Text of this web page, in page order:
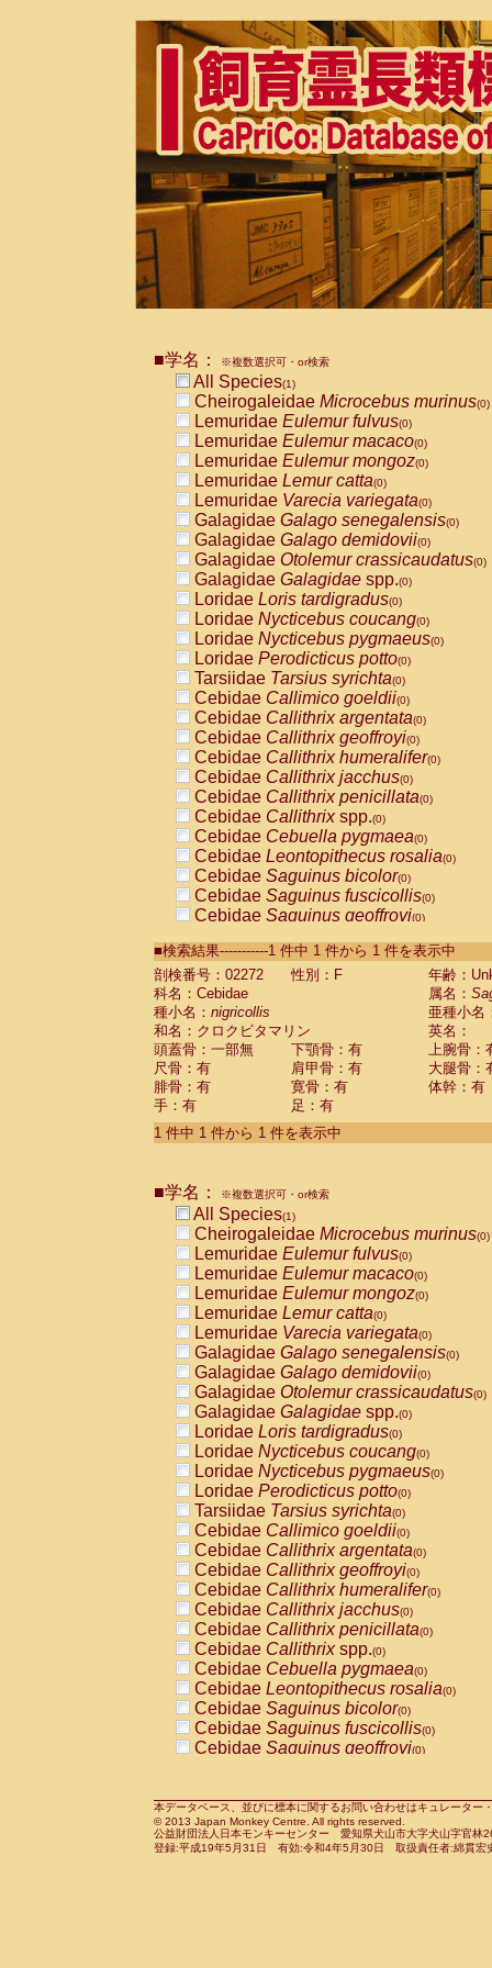
■学名： ※複数選択可・or検索
All Species(1)
Cheirogaleidae Microcebus murinus(0)
Lemuridae Eulemur fulvus(0)
Lemuridae Eulemur macaco(0)
Lemuridae Eulemur mongoz(0)
Lemuridae Lemur catta(0)
Lemuridae Varecia variegata(0)
Galagidae Galago senegalensis(0)
Galagidae Galago demidovii(0)
Galagidae Otolemur crassicaudatus(0)
Galagidae Galagidae spp.(0)
Loridae Loris tardigradus(0)
Loridae Nycticebus coucang(0)
Loridae Nycticebus pygmaeus(0)
Loridae Perodicticus potto(0)
Tarsiidae Tarsius syrichta(0)
Cebidae Callimico goeldii(0)
Cebidae Callithrix argentata(0)
Cebidae Callithrix geoffroyi(0)
Cebidae Callithrix humeralifer(0)
Cebidae Callithrix jacchus(0)
Cebidae Callithrix penicillata(0)
Cebidae Callithrixspp.(0)
Cebidae Cebuella pygmaea(0)
Cebidae Leontopithecus rosalia(0)
Cebidae Saguinus bicolor(0)
Cebidae Saguinus fuscicollis(0)
Cebidae Saguinus geoffroyi(0)
CebidaeSaguinus labiatus(0)
Cebidae Saguinus leucopus (0)
Cebidae
CebidaeSaguinus mystax
CebidaeSaguinus nigricollis (1)
Cebidae Saguinus oedipus
Cebidae Saguinus weddelli
Cebidae Saguinusspp.
Cebidae Aotus trivirgatus
Cebidae Cebus albifrons
CebidaeCebus nigrivittatus
CebidaeCebus
CebidaeSaimiri boliviensis(0)
CebidaeSaimiri sciureus(0)
AtelidaeAlouatta caraya(0)
AtelidaeAlouatta fusca(0)
AtelidaeAlouatta seniculus
AtelidaeAlouattaspp.(0)
AtelidaeAteles belzebuth(0)
AtelidaeAteles geoffroyi(0)
AtelidaeAteles paniscus(0)
AtelidaeAtelesspp.(0)
Atelidae Lagothrix lagothricha
AtelidaeLagothrix lagothricha cana
PitheciidaeCacajao calvus
PitheciidaeCallicebus cupreus
PitheciidaeCallicebus donacophilus
PitheciidaeCallicebus moloch
PitheciidaeCallicebus torquatus
PitheciidaeCallicebusspp.(0)
PitheciidaeChiropotes satanas(0)
PitheciidaePithecia monachus
PitheciidaePithecia pithecia(0)
CercopithecidaeCercocebus agilis
CercopithecidaeCercocebus
CercopithecidaeCercocebus
CercopithecidaeCercocebus
CercopithecidaeCercocebus
CercopithecidaeCercocebushybrid
CercopithecidaePapio anubis(0)
CercopithecidaePapio cynocephalus
CercopithecidaePapio hamadryas(0)
■検索結果-----------1 件中 1 件から 1 件を表示中
剖検番号：02272
性別：F
年齢：
科名：Cebidae
属名：
種小名： nigricollis
亜種小名
和名：クロクビタマリン
英名：
頭蓋骨：一部無
下顎骨：有
上腕骨：
尺骨：有
肩甲骨：有
大腿骨：
腓骨：有
寛骨：有
体幹：有
手：有
足：有
1 件中 1 件から 1 件を表示中
■学名： ※複数選択可・or検索
All Species(1)
Cheirogaleidae Microcebus murinus(0)
Lemuridae Eulemur fulvus(0)
Lemuridae Eulemur macaco(0)
Lemuridae Eulemur mongoz(0)
Lemuridae Lemur catta(0)
Lemuridae Varecia variegata(0)
Galagidae Galago senegalensis(0)
Galagidae Galago demidovii(0)
Galagidae Otolemur crassicaudatus(0)
Galagidae Galagidae spp.(0)
Loridae Loris tardigradus(0)
Loridae Nycticebus coucang(0)
Loridae Nycticebus pygmaeus(0)
Loridae Perodicticus potto(0)
Tarsiidae Tarsius syrichta(0)
Cebidae Callimico goeldii(0)
Cebidae Callithrix argentata(0)
Cebidae Callithrix geoffroyi(0)
Cebidae Callithrix humeralifer(0)
Cebidae Callithrix jacchus(0)
Cebidae Callithrix penicillata(0)
Cebidae Callithrixspp.(0)
Cebidae Cebuella pygmaea(0)
Cebidae Leontopithecus rosalia(0)
Cebidae Saguinus bicolor(0)
Cebidae Saguinus fuscicollis(0)
Cebidae Saguinus geoffroyi(0)
CebidaeSaguinus leucopus(0)
CebidaeSaguinus midas(0)
Cebidae Saguinus mystax(0)
本データベース、並びに標本に関するお問い合わせはキュレータ
© 2013 Japan Monkey Centre. All rights reserved.
公益財団法人日本モンキーセンター 愛知県犬山市大字犬山字官
登録:平成19年5月31日 有効:令和4年5月30日 取扱責任者:綿貫宏